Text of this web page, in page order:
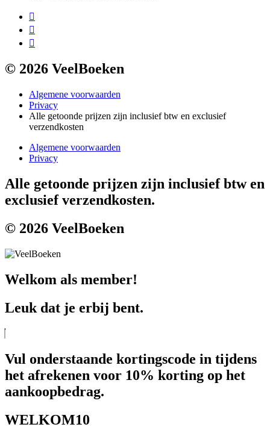
© 2026 VeelBoeken
Algemene voorwaarden
Privacy
Alle getoonde prijzen zijn inclusief btw en exclusief
verzendkosten
Algemene voorwaarden
Privacy
Alle getoonde prijzen zijn inclusief btw en
exclusief verzendkosten.
© 2026 VeelBoeken
Welkom als member!
Leuk dat je erbij bent.
Vul onderstaande kortingscode in tijdens
het afrekenen voor 10% korting op het
aankoopbedrag.
WELKOM10